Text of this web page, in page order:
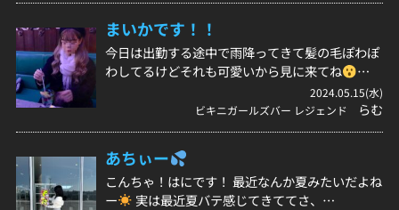
まいかです！！
今日は出勤する途中で雨降ってきて髪の毛ぽわぽ
わしてるけどそれも可愛いから見に来てね
…
2024.05.15(水)
ビキニガールズバー レジェンド
らむ
あちぃー
こんちゃ！はにです！ 最近なんか夏みたいだよね
ー
実は最近夏バテ感じてきててさ、…